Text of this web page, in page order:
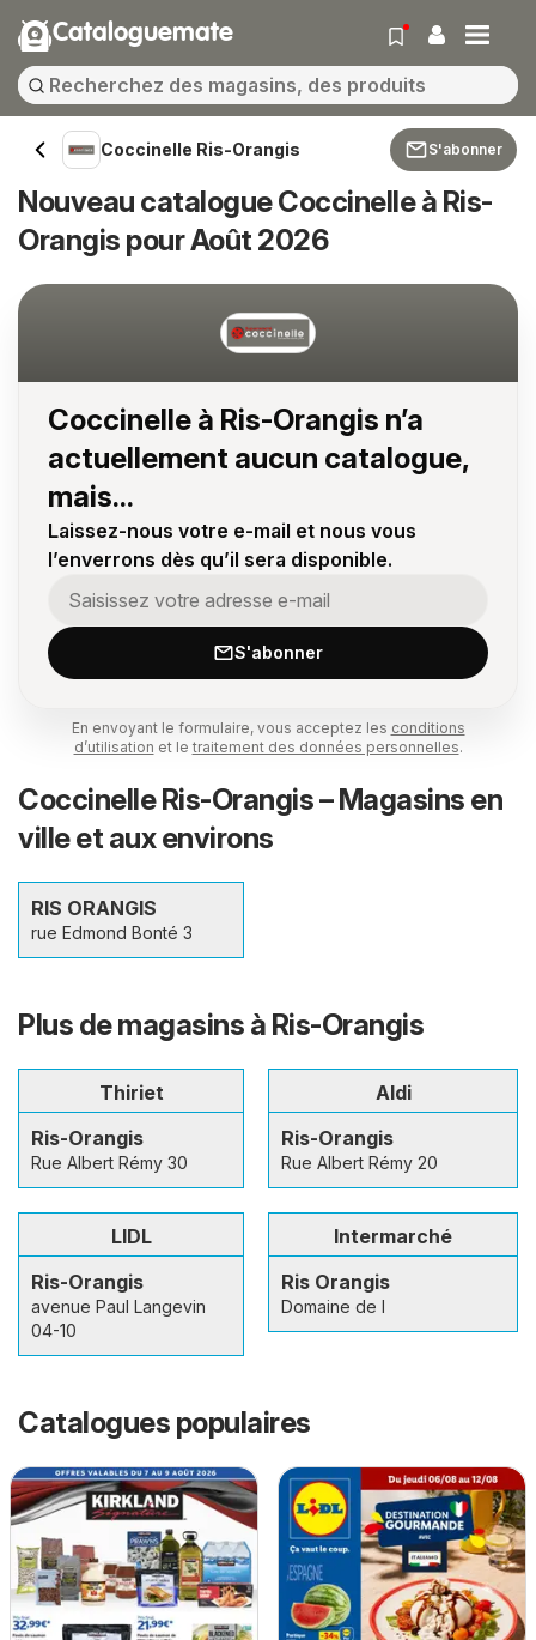
Cataloguemate
Coccinelle Ris-Orangis S'abonner
Nouveau catalogue Coccinelle à Ris-
Orangis pour Août 2026
Coccinelle à Ris-Orangis n’a
actuellement aucun catalogue,
mais...
Laissez-nous votre e-mail et nous vous
l’enverrons dès qu’il sera disponible.
S'abonner
En envoyant le formulaire, vous acceptez les conditions
d’utilisation et le traitement des données personnelles.
Coccinelle Ris-Orangis – Magasins en
ville et aux environs
RIS ORANGIS
rue Edmond Bonté 3
Plus de magasins à Ris-Orangis
Thiriet
Ris-Orangis
Rue Albert Rémy 30
Aldi
Ris-Orangis
Rue Albert Rémy 20
LIDL
Ris-Orangis
avenue Paul Langevin
04-10
Intermarché
Ris Orangis
Domaine de l
Catalogues populaires